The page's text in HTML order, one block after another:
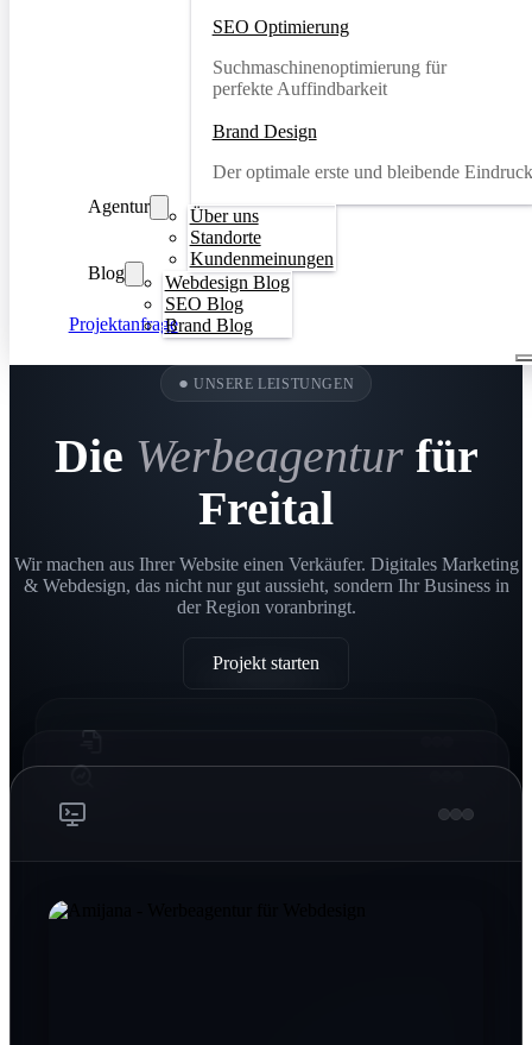
SEO Optimierung
Suchmaschinenoptimierung für
perfekte Auffindbarkeit
Brand Design
Der optimale erste und bleibende Eindruck
Agentur
Über uns
Standorte
Kundenmeinungen
Blog
Webdesign Blog
SEO Blog
Brand Blog
Projektanfrage
● UNSERE LEISTUNGEN
Die Werbeagenturfür
Freital
Wir machen aus Ihrer Website einen Verkäufer. Digitales Marketing
& Webdesign, das nicht nur gut aussieht, sondern Ihr Business in
der Region voranbringt.
Projekt starten